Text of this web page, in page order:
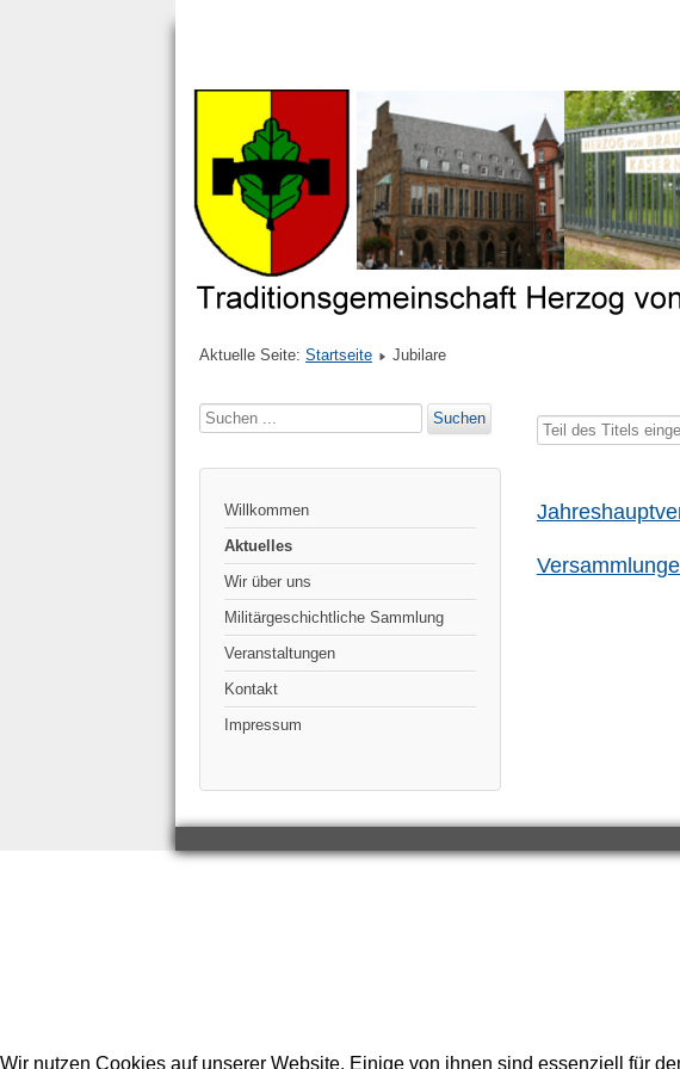
Aktuelle Seite: Startseite Jubilare
Suchen
Suchen
Willkommen
Aktuelles
Wir über uns
Militärgeschichtliche Sammlung
Veranstaltungen
Kontakt
Impressum
Teil
eingeben
Wir nutzen Cookies auf unserer Website. Einige von ihnen sind essenziell für